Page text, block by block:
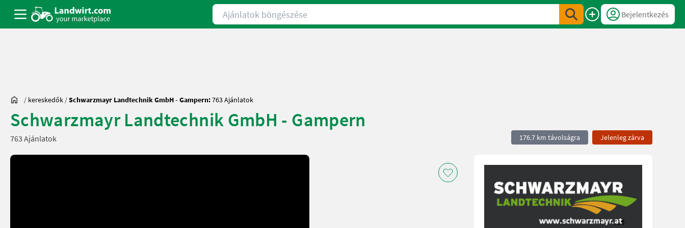
Ajánlatok böngészése
Bejelentkezés
/ kereskedők /Schwarzmayr Landtechnik GmbH - Gampern:763 Ajánlatok
Schwarzmayr Landtechnik GmbH - Gampern
763 Ajánlatok 176.7 km távolságra Jelenleg zárva